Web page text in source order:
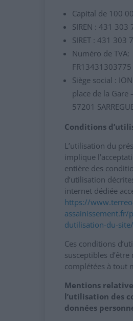
Capital de 100
SIREN : 431 303
SIRET : 431 303
Numéro de TVA:
FR13431303775
Siège social :
place de la Gare
57201
Conditions
L’utilisation du
implique
entière des
d’utilisation
internet dédiée
https://
assainissement.fr/
dutilisation-du-site/
Ces conditions
susceptibles
complétées à tout
Mentions
l’utilisation des
données